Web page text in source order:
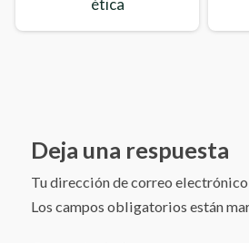
Leonardo da Vinci
Juan Ramón
Tradición
Deja una respuesta
Tu dirección de correo
Los campos obligatorios están